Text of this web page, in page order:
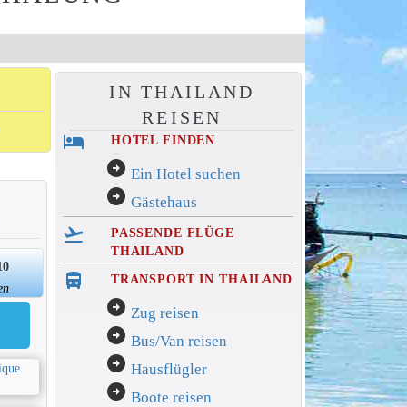
IN THAILAND
REISEN
hotel HOTEL FINDEN
arrow_circle_right Ein Hotel suchen
arrow_circle_right Gästehaus
flight_takeoff
PASSENDE FLÜGE
THAILAND
directions_bus_filled TRANSPORT IN THAILAND
arrow_circle_right Zug reisen
arrow_circle_right Bus/Van reisen
arrow_circle_right Hausflügler
arrow_circle_right Boote reisen